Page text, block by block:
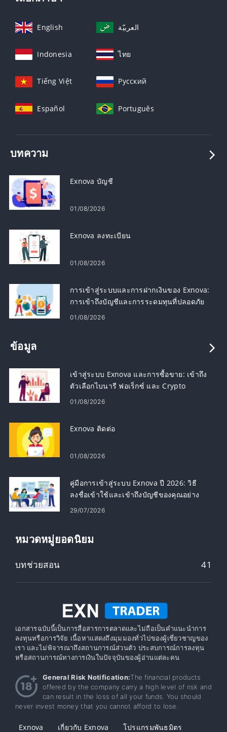
English العربيّة
Indonesia ไทย
Tiếng Việt Русский
Español Português
บทความ
Exnova บัญชี
01/08/2026
Exnova ลงทะเบียน
01/08/2026
การเข้าสู่ระบบและการฝากเงินของ Exnova:
การเข้าถึงบัญชีและการระดมทุนที่ปลอดภัย
01/08/2026
ข้อมูล
เข้าสู่ระบบ Exnova และการซื้อขาย: เข้าถึง
ตัวเลือกไบนารี ฟอเร็กซ์ และ Crypto
01/08/2026
Exnova ติดต่อ
01/08/2026
คู่มือการเข้าสู่ระบบ Exnova ปี 2026: วิธี
ลงชื่อเข้าใช้และเข้าถึงบัญชีของคุณอย่าง
ปลอดภัย
29/07/2026
หมวดหมู่ยอดนิยม
บทช่วยสอน 41
เอกสารฉบับนี้เป็นการสื่อสารการตลาดและไม่ถือเป็นคำแนะนำการ
ลงทุนหรือการวิจัย เนื้อหาแสดงถึงมุมมองทั่วไปของผู้เชี่ยวชาญของ
เรา และไม่พิจารณาถึงสถานการณ์ส่วนตัว ประสบการณ์การลงทุน
หรือสถานการณ์ทางการเงินในปัจจุบันของผู้อ่านแต่ละคน
General Risk Notification:The financial products
offered by the company carry a high level of risk and
can result in the loss of all your funds. You should
never invest money that you cannot afford to lose.
Exnova เกี่ยวกับ Exnova โปรแกรมพันธมิตร